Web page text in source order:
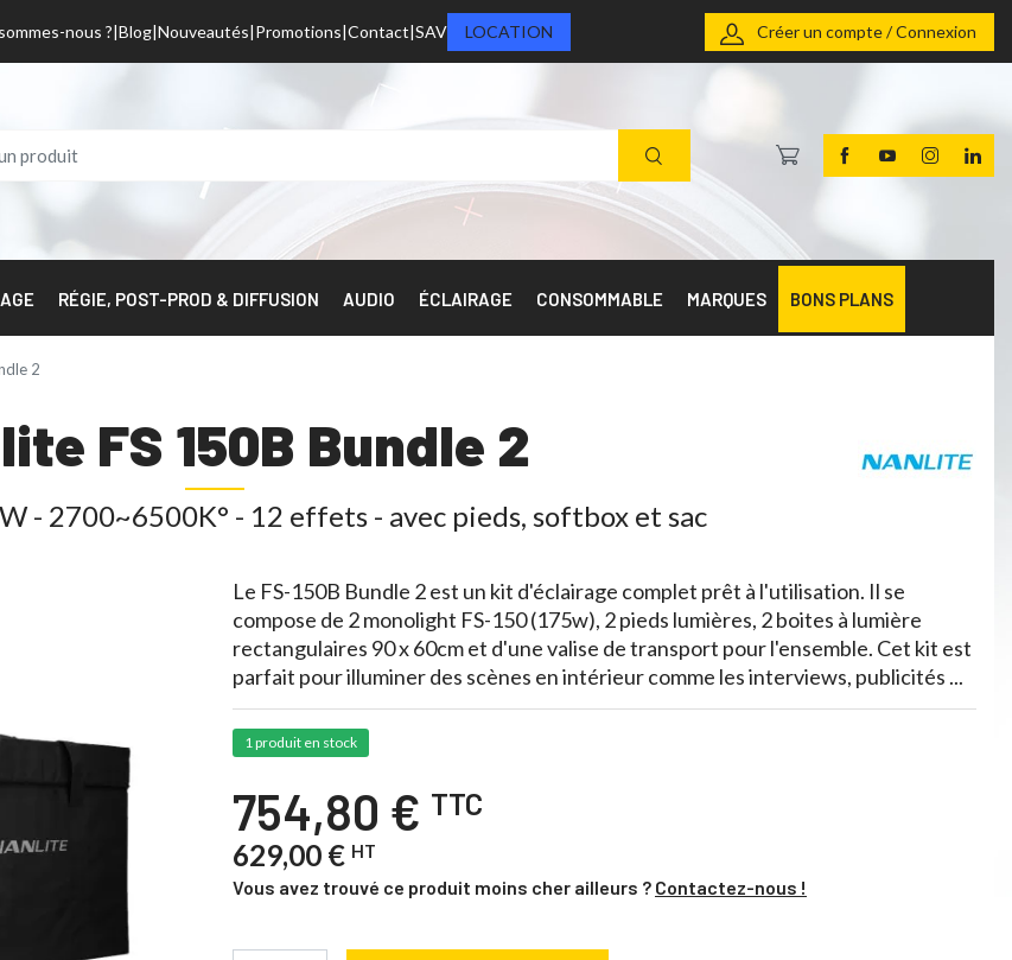
nous ? Blog Nouveautés Promotions Contact SAV LOCATION Créer un compte / Connexion
RÉGIE, POST-PROD & DIFFUSION AUDIO ÉCLAIRAGE CONSOMMABLE MARQUES BONS PLANS
2
FS 150B Bundle 2
- 2700~6500K° - 12 effets - avec pieds, softbox et sac
Le FS-150B Bundle 2 est un kit d'éclairage complet prêt à l'utilisation. Il se
compose de 2 monolight FS-150 (175w), 2 pieds lumières, 2 boites à lumière
rectangulaires 90 x 60cm et d'une valise de transport pour l'ensemble. Cet kit est
parfait pour illuminer des scènes en intérieur comme les interviews, publicités ...
1 produit en stock
754,80 € TTC
629,00 € HT
Vous avez trouvé ce produit moins cher ailleurs ? Contactez-nous !